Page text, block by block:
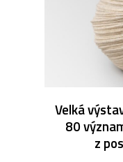
Velká
80
z